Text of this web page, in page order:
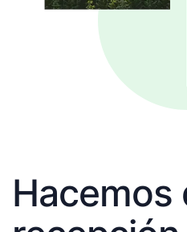
Hacemos